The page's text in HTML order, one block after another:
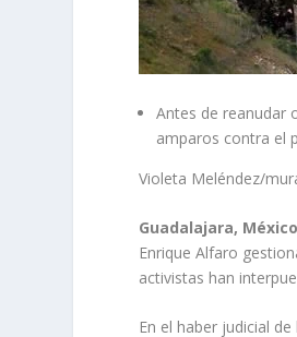
Antes de reanudar
amparos contra el
Violeta Meléndez/
Guadalajara,
Enrique Alfaro
activistas han
En el haber judicial